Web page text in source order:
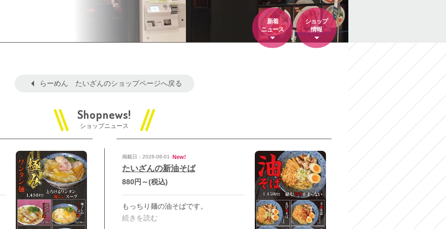
新着
ニュース
ショップ
情報
らーめん たいざんのショップページへ戻る
ショップニュース
掲載日：2026-08-01 New!
たいざんの新油そば
880円～(税込)
もっちり麺の油そばです。
続きを読む